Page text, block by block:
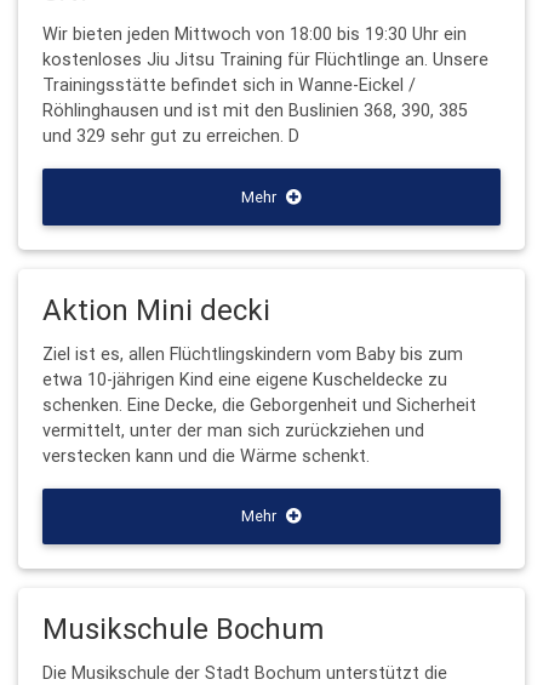
Wir bieten jeden Mittwoch von 18:00 bis 19:30 Uhr ein
kostenloses Jiu Jitsu Training für Flüchtlinge an. Unsere
Trainingsstätte befindet sich in Wanne-Eickel /
Röhlinghausen und ist mit den Buslinien 368, 390, 385
und 329 sehr gut zu erreichen. D
Mehr
Aktion Mini decki
Ziel ist es, allen Flüchtlingskindern vom Baby bis zum
etwa 10-jährigen Kind eine eigene Kuscheldecke zu
schenken. Eine Decke, die Geborgenheit und Sicherheit
vermittelt, unter der man sich zurückziehen und
verstecken kann und die Wärme schenkt.
Mehr
Musikschule Bochum
Die Musikschule der Stadt Bochum unterstützt die